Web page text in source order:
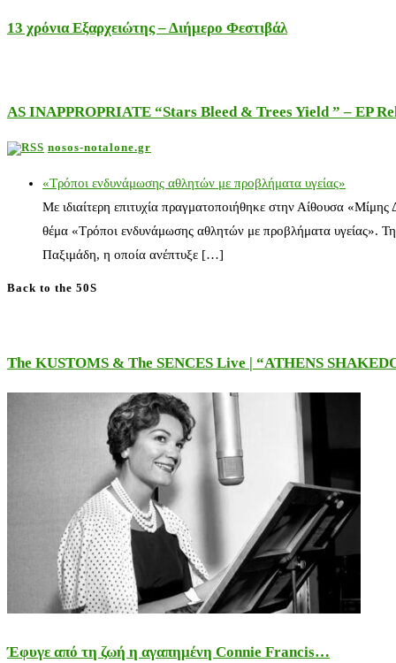
13 χρόνια Εξαρχειώτης – Διήμερο Φεστιβάλ
AS INAPPROPRIATE “Stars Bleed & Trees Yield ” – EP
nosos-notalone.gr
«Τρόποι ενδυνάμωσης αθλητών με προβλήματα υγείας»
Με ιδιαίτερη επιτυχία πραγματοποιήθηκε στην Αίθουσα
θέμα «Τρόποι ενδυνάμωσης αθλητών με προβλήματα υγείας».
Παξιμάδη, η οποία ανέπτυξε […]
Back to the 50S
The KUSTOMS & The SENCES Live | “ATHENS
Έφυγε από τη ζωή η αγαπημένη Connie Francis…